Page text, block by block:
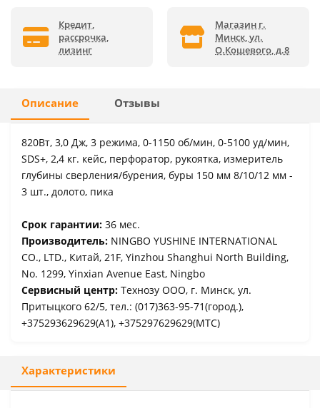
Кредит,
рассрочка,
лизинг
Магазин г.
Минск, ул.
О.Кошевого, д.8
Описание Отзывы
820Вт, 3,0 Дж, 3 режима, 0-1150 об/мин, 0-5100 уд/мин,
SDS+, 2,4 кг. кейс, перфоратор, рукоятка, измеритель
глубины сверления/бурения, буры 150 мм 8/10/12 мм -
3 шт., долото, пика
Срок гарантии: 36 мес.
Производитель: NINGBO YUSHINE INTERNATIONAL
CO., LTD., Китай, 21F, Yinzhou Shanghui North Building,
No. 1299, Yinxian Avenue East, Ningbo
Сервисный центр: Технозу ООО, г. Минск, ул.
Притыцкого 62/5, тел.: (017)363-95-71(город.),
+375293629629(A1), +375297629629(МТС)
Характеристики